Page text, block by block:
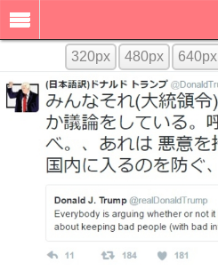
320px 480px 640px